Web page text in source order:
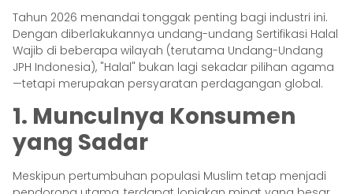
Tahun 2026 menandai tonggak penting bagi industri ini.
Dengan diberlakukannya undang-undang Sertifikasi Halal
Wajib di beberapa wilayah (terutama Undang-Undang
JPH Indonesia), "Halal" bukan lagi sekadar pilihan agama
—tetapi merupakan persyaratan perdagangan global.
1. Munculnya Konsumen
yang Sadar
Meskipun pertumbuhan populasi Muslim tetap menjadi